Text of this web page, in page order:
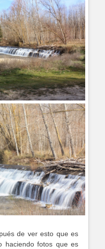
de ver esto que es
haciendo fotos que es